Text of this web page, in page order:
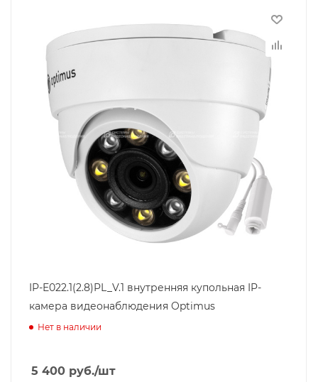
IP-E022.1(2.8)PL_V.1 внутренняя купольная IP-
камера видеонаблюдения Optimus
Нет в наличии
5 400 руб./шт